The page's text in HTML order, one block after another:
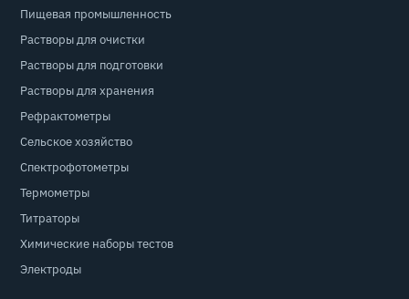
Пищевая промышленность
Растворы для очистки
Растворы для подготовки
Растворы для хранения
Рефрактометры
Сельское хозяйство
Спектрофотометры
Термометры
Титраторы
Химические наборы тестов
Электроды